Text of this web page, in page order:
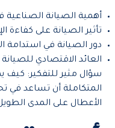
أهمية الصيانة الصناعية
تأثير الصيانة على كفاءة
دور الصيانة في استدامة
العائد الاقتصادي
سؤال مثير للتفكير: كيف
المتكاملة أن تساعد في
الأعطال على المدى